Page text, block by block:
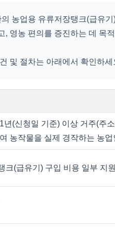
농업용 유류저장탱크(급유
, 영농 편의를 증진하는 데 목
및 절차는 아래에서 확인하세
년(신청일 기준) 이상 거주(주
농작물을 실제 경작하는 농업
크(급유기) 구입 비용 일부 지